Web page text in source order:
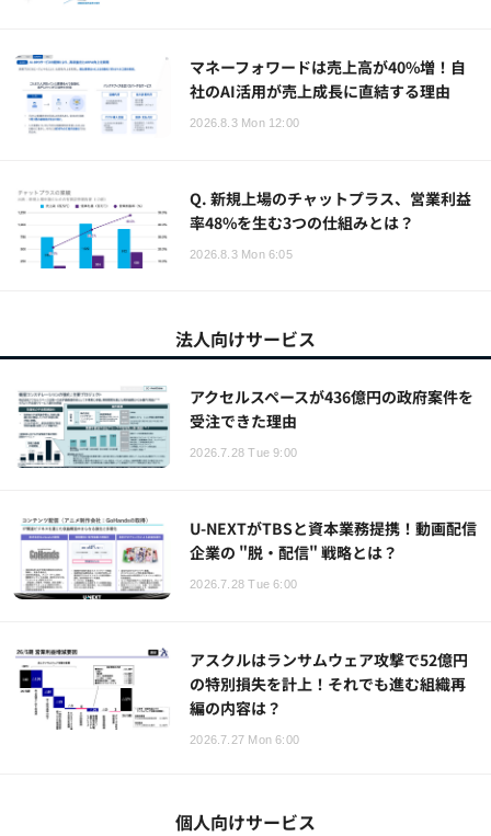
マネーフォワードは売上高が40%増！自
社のAI活用が売上成長に直結する理由
2026.8.3 Mon 12:00
Q. 新規上場のチャットプラス、営業利益
率48%を生む3つの仕組みとは？
2026.8.3 Mon 6:05
法人向けサービス
アクセルスペースが436億円の政府案件を
受注できた理由
2026.7.28 Tue 9:00
U-NEXTがTBSと資本業務提携！動画配信
企業の "脱・配信" 戦略とは？
2026.7.28 Tue 6:00
アスクルはランサムウェア攻撃で52億円
の特別損失を計上！それでも進む組織再
編の内容は？
2026.7.27 Mon 6:00
個人向けサービス